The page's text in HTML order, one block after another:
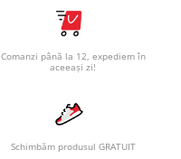
Comanzi până la 12, expediem în
aceeași zi!
Schimbăm produsul GRATUIT